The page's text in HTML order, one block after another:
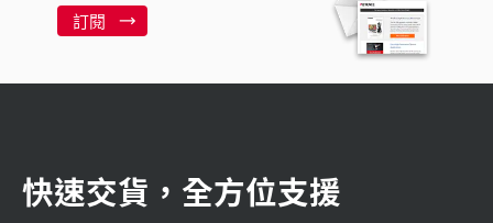
訂閱
快速交貨，全方位支援